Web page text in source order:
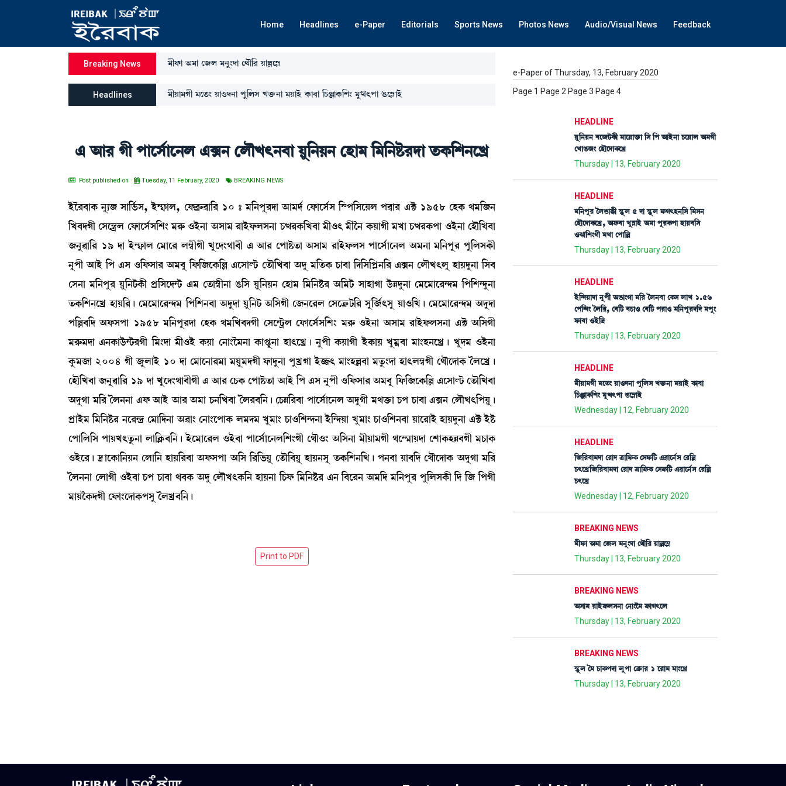
Home Headlines e-Paper Editorials Sports News Photos News Audio/Visual News Feedback
Breaking News ³ãó¡à "³à ë\º ³>å}ƒà ë=ï[¹ ÚàÀì´Ã
Headlines ³ãÚà³Kã ³ìt¡} Úà*ƒ>à šå[ºÎ Jv¡û¡>à ³ÚàÒü A¡à¤à [W¡gàA¡[Å} ³åx;šà R¡ì´ÃàÒü
e-Paper of Thursday, 13, February 2020
Page 1 Page 2 Page 3 Page 4
& "à¹ Kã šàìÎ¢àì>º &G> ëºïJ;>¤à Úå[>Ú> ëÒà³ [³[>Ê¡¹ƒà t¡A¡[Å>ìJø
Post published on Tuesday, 11 February, 2020 BREAKING NEWS
Òüî¹¤àA¡ >å¸\ Îà[®¢¡Î, Òü´£¡àº, ëó¡¤øç¡¯à[¹ 10 – ³[>šå¹ƒà "à³ƒ¢ ëó¡àìÎ¢Î [Ñš[ÎìÚº š¯à¹ &C¡ 1958 ëÒA¡ =³[\>
[J¤ƒKã ëÎì”|º ëó¡àìÎ¢Î[Å} ³¹ç¡ *Òü>à "Îà³ ¹àÒüó¡ºÎ>à W¡x¹A¡[J¤à ³ã*; ³ãî> A¡ÚàKã ³Jà W¡x¹A¡šà *Òü>à ëÒï[J¤à
\>å¯à[¹ 19 ƒà Òü´£¡àº ë³àì¹ º´¬ãKã Jåìƒ}=à¤ã & "à¹ ëšàÊ¡t¡à "Îà³ ¹àÒüó¡ºÎ šàìÎ¢àì>º "³>à ³[>šå¹ šå[ºÎA¡ã
>åšã "àÒü [š &Î *[ó¡Îà¹ "³¤å [ó¡[\ìA¡[À &ìÎàÂi¡ ët¡ï[J¤à "ƒå ³[t¡A¡ W¡à¤à [ƒ[Î[šÃ>[¹ &G> ëºïJ;ºå ÒàÚƒå>à [Î¤
ëÎ>à ³[>šå¹ Úå[>i¡A¡ã šø[Îìƒ@i¡ &³ ët¡à´¬ã>à R¡[Î Úå[>Ú> ëÒà³ [³[>Ê¡¹ "[³i¡ ÎàÒàKà l¡üÄƒå>à ë³ì³àì¹@ƒ³ [š[Å@ƒå>à
t¡A¡[Å>ìJø ÒàÚ[¹¡ú ë³ì³àì¹@ƒ³ [š[Å>¤à "ƒåƒà Úå[>i¡ "[ÎKã ë\>ì¹º ëÎìyû¡i¡[¹ Îå[\¢;Îå Úà*[J¡ú ë³ì³àì¹@ƒ³ "ƒåƒà
š[À¤[ƒ "ó¡Îšà 1958 ³[>šå¹ƒà ëÒA¡ =³[J¤ƒKã ëÎì@i¡öº ëó¡àìÎ¢Î[Å} ³¹ç¡ *Òü>à "Îà³ ¹àÒüó¡ºÎ>à &C¡ "[ÎKã
³¹ç¡³ƒà &>A¡àl¡ü@i¡¹Kã [³}ƒà ³ã*Òü A¡Úà ë>à}î³>à A¡àœ¡æ>à Òà;ìJø¡ú >åšã A¡ÚàKã ÒüA¡àÚ Jå³¥¤à ³à}Ò>ìJø¡ú Jåƒ³ *Òü>à
Aå¡³\à 2004 Kã \åºàÒü 10 ƒà ë³àì>à¹³à ³Úå³ƒKã ó¡àƒå>à šåJøKà Òüð; ³à}ÒÀ¤à ³tå¡}ƒà Òà;º´¬Kã ë=ïìƒàA¡ íºìJø¡ú
ëÒï[J¤à \>å¯à[¹ 19 ƒà Jåìƒ}=à¤ãKã & "à¹ ëW¡A¡ ëšàÊ¡t¡à "àÒü [š &Î >åšã *[ó¡Îà¹ "³¤å [ó¡[\ìA¡[À &ìÎàÂi¡ ët¡ï[J¤à
"ƒåKà ³[¹ íº>>à &ó¡ "àÒü "à¹ "³à W¡>[J¤à íº¹¤[>¡ú ëW¡Ä[¹¤à šàìÎ¢àì>º "ƒåKã ³=v¡û¡à W¡š W¡à¤à &G> ëºïJ;[šÚå¡ú
šøàÒü³ [³[>Ê¡¹ >ì¹@ƒø ë³à[ƒ>à "¯à} ë>à}ìšàA¡ º³ƒ³ Jå³à} W¡à*[Å@ƒ>à Òü[@ƒÚà Jå³à} W¡à*[Å>¤à Úàì¹àÒü ÒàÚƒå>à &C¡ ÒüÊ¡
ëšà[º[Î šàÚJ;tå¡>à ºà[AÃ¡¤[>¡ú Òüì³àì¹º *Òü¤à šàìÎ¢àì>º[Å}Kã ë=ï*} "[Î>à ³ãÚà³Kã =ì´¶àÚƒà ëÅàA¡ÒÄ¤Kã ³W¡àA¡
*Òüì¹¡ú ‰àìA¡à[>Ú> ëºà[> ÒàÚ[¹¤à "ó¡Îšà "[Î [¹[®¡Úå ët¡ï[¤Úå ÒàÚ>Îå t¡A¡[Å>[J¡ú š>¤à Úà¤[ƒ ë=ïìƒàA¡ "ƒåKà ³[¹
íº>>à ëºàKã *Òü¤à W¡š W¡à¤à =¤A¡ "ƒå ëºïJ;A¡[> ÒàÚ>à [W¡ó¡ [³[>Ê¡¹ &> [¤ì¹> "³[ƒ ³[>šå¹ šå[ºÎA¡ã [ƒ [\ [šKã
³àÚîA¡ƒKã ëó¡à}ìƒàA¡šÎå íºJø¤[>¡ú
HEADLINE
Úå[>Ú> ¤ì\i¡A¡ã ³àìÚàv¡û¡à [Î [š "àÒü>à W¡ìÚàº "³Kã
ëJàR¡\} ëÒïìƒàA¡ìJø
Thursday | 13, February 2020
HEADLINE
³[>šå¹ íºR¡àB¡ã ÑHåþº 5 ƒà ÑHåþº ó¡K;Ò>[Î [³Î>
ëÒïìƒàA¡ìJø, "ó¡¤à JåÄàÒü "³à šå¹A¡šà ÒàÚ¤[Î
*c¡à[Å}Kã ³Jà ëšà[À
Thursday | 13, February 2020
HEADLINE
Òü[@ƒÚàƒà >åšã "R¡à}Kà ³[¹ íº>¤à ëA¡Î ºàJ 1.56
ëš[@ƒ} íº[¹, ë¤[i¡ ¤W¡à* ë¤[i¡ š¹à* ³[>šå¹ƒ[ƒ ³šå}
ó¡à¤à *Òü[‰
Thursday | 13, February 2020
HEADLINE
³ãÚà³Kã ³ìt¡} Úà*ƒ>à šå[ºÎ Jv¡û¡>à ³ÚàÒü A¡à¤à
[W¡gàA¡[Å} ³åx;šà R¡ì´ÃàÒü
Wednesday | 12, February 2020
HEADLINE
[\[¹¤à³ƒà ë¹àƒ yà[ó¡A¡ ëÎó¡[i¡ &¯àì>¢Î ë¹[À
W¡;ìJø[\[¹¤à³ƒà ë¹àƒ yà[ó¡A¡ ëÎó¡[i¡ &¯àì>¢Î ë¹[À
W¡;ìJø
Wednesday | 12, February 2020
BREAKING NEWS
³ãó¡à "³à ë\º ³>å}ƒà ë=ï[¹ ÚàÀì´Ã
Thursday | 13, February 2020
BREAKING NEWS
"Îà³ ¹àÒüó¡ºÎ>à ë>à}î³ ó¡àK;ìº
Thursday | 13, February 2020
BREAKING NEWS
ÑHåþº í³ W¡àA¡šƒà ºåšà ëyû¡à¹ 1 ì¹à³ ³à}ìJø
Thursday | 13, February 2020